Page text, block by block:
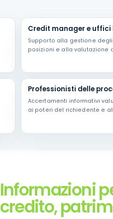
Credit manager e uffici
Supporto alla gestione
posizioni e alla valutazione
Professionisti delle
Accertamenti informativi
ai poteri del richiedente e
Informazioni
credito,